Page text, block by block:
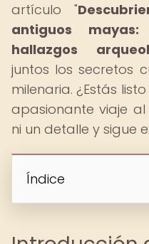
artículo "
antiguos
hallazgos
juntos los secretos
milenaria. ¿Estás
apasionante viaje
ni un detalle y sigue
Índice